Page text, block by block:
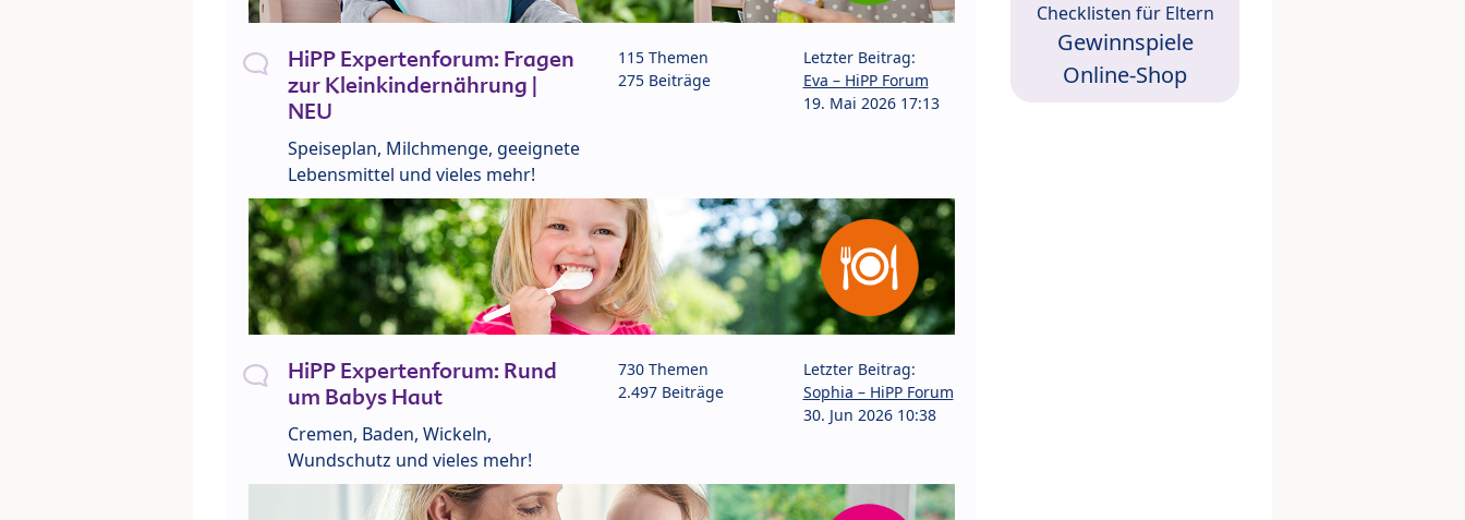
HiPP Expertenforum: Fragen
zur Kleinkindernährung |
NEU
Speiseplan, Milchmenge, geeignete
Lebensmittel und vieles mehr!
115 Themen
275 Beiträge
Letzter Beitrag:
Eva – HiPP Forum
19. Mai 2026 17:13
HiPP Expertenforum: Rund
um Babys Haut
Cremen, Baden, Wickeln,
Wundschutz und vieles mehr!
730 Themen
2.497 Beiträge
Letzter Beitrag:
Sophia – HiPP Forum
30. Jun 2026 10:38
Checklisten für Eltern
Gewinnspiele
Online-Shop